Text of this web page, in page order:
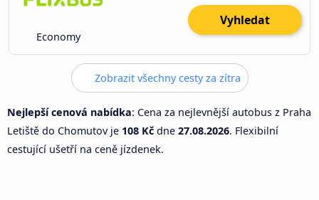
Economy
Vyhledat
Zobrazit všechny cesty za zítra
Nejlepší cenová nabídka: Cena za nejlevnější autobus z Praha
Letiště do Chomutov je 108 Kč dne 27.08.2026. Flexibilní
cestující ušetří na ceně jízdenek.